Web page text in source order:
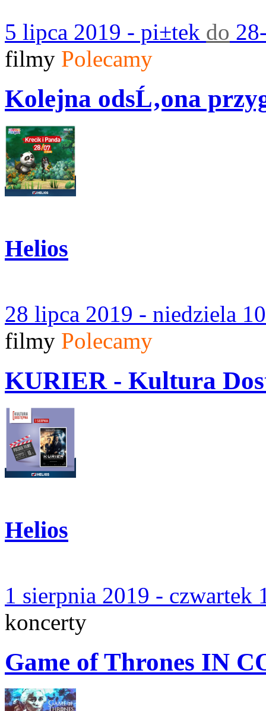
5 lipca 2019 - pi±tek do
filmy Polecamy
Kolejna odsĹ‚ona
Helios
28 lipca 2019 - niedziela
filmy Polecamy
KURIER - Kultura
Helios
1 sierpnia 2019 - czwartek
koncerty
Game of Thrones IN